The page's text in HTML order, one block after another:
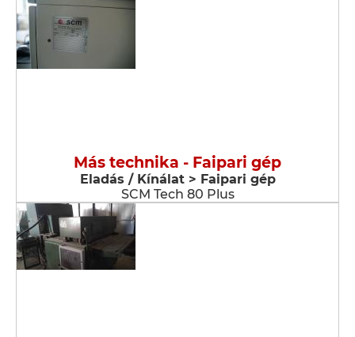
Más technika - Faipari gép
Eladás / Kínálat > Faipari gép
SCM Tech 80 Plus